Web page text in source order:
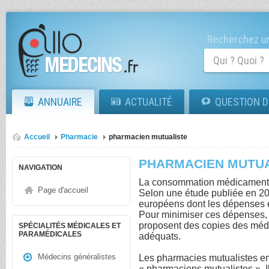
Recherchez
ANNUAIRE ACTUALITÉ QUESTION
Accueil Pharmacie pharmacien mutualiste
NAVIGATION
Page d'accueil
SPÉCIALITÉS MÉDICALES ET
PARAMÉDICALES
Médecins généralistes
PHARMACIEN
La consommation
Selon une étude publiée en
européens dont les
Pour minimiser ces
proposent des copies des
adéquats.
Les pharmacies mutualistes